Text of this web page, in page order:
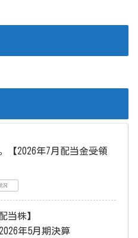
【2026年7月配当金受領
況
当株】
2026年5月期決算